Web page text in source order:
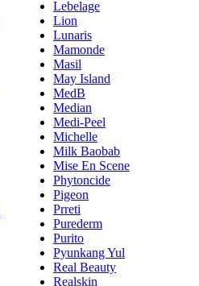
Lebelage
Lion
Lunaris
Mamonde
Masil
May Island
MedB
Median
Medi-Peel
Michelle
Milk Baobab
Mise En Scene
Phytoncide
Pigeon
Prreti
Purederm
Purito
Pyunkang Yul
Real Beauty
Realskin